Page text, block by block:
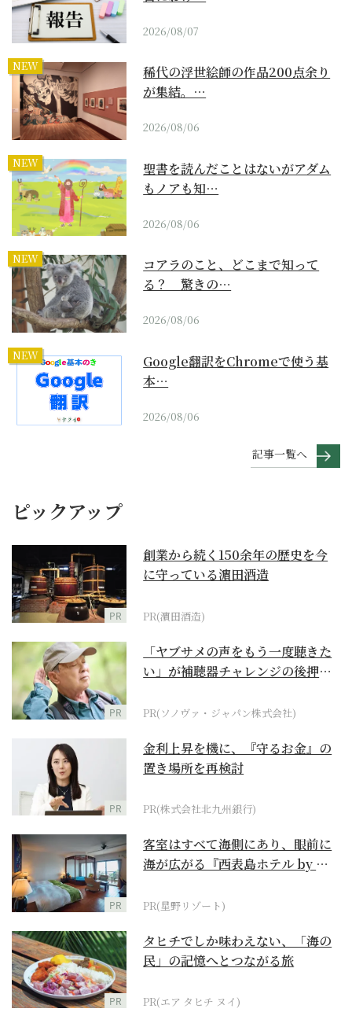
2026/08/07
NEW
稀代の浮世絵師の作品200点余り
が集結。…
2026/08/06
NEW
聖書を読んだことはないがアダム
もノアも知…
2026/08/06
NEW
コアラのこと、どこまで知って
る？ 驚きの…
2026/08/06
NEW
Google翻訳をChromeで使う基
本…
2026/08/06
記事一覧へ
ピックアップ
PR
創業から続く150余年の歴史を今
に守っている濵田酒造
PR(濵田酒造)
PR
「ヤブサメの声をもう一度聴きた
い」が補聴器チャレンジの後押し
PR(ソノヴァ・ジャパン株式会社)
PR
金利上昇を機に、『守るお金』の
置き場所を再検討
PR(株式会社北九州銀行)
PR
客室はすべて海側にあり、眼前に
海が広がる『西表島ホテル by 星
PR(星野リゾート)
PR
タヒチでしか味わえない、「海の
民」の記憶へとつながる旅
PR(エア タヒチ ヌイ)